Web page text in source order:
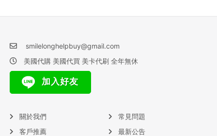
smilelonghelpbuy@gmail.com
美國代購 美國代買 美卡代刷 全年無休
加入好友
關於我們
客戶推薦
常見問題
最新公告